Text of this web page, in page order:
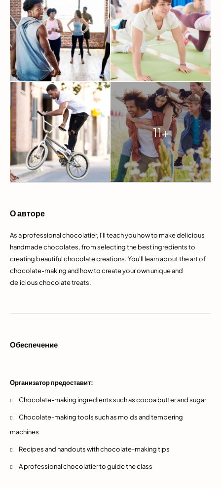
11+
О авторе
As a professional chocolatier, I'll teach you how to make delicious
handmade chocolates, from selecting the best ingredients to
creating beautiful chocolate creations. You'll learn about the art of
chocolate-making and how to create your own unique and
delicious chocolate treats.
Обеспечение
Организатор предоставит:
Chocolate-making ingredients such as cocoa butter and sugar
Chocolate-making tools such as molds and tempering
machines
Recipes and handouts with chocolate-making tips
A professional chocolatier to guide the class